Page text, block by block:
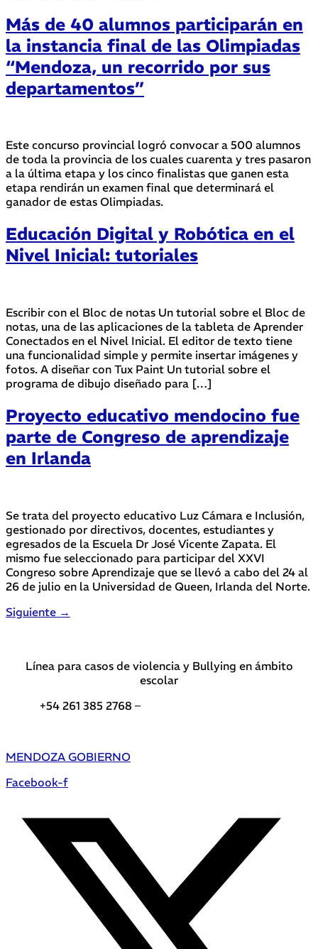
Más de 40 alumnos participarán en
la instancia final de las Olimpiadas
“Mendoza, un recorrido por sus
departamentos”
Este concurso provincial logró convocar a 500 alumnos
de toda la provincia de los cuales cuarenta y tres pasaron
a la última etapa y los cinco finalistas que ganen esta
etapa rendirán un examen final que determinará el
ganador de estas Olimpiadas.
Educación Digital y Robótica en el
Nivel Inicial: tutoriales
Escribir con el Bloc de notas Un tutorial sobre el Bloc de
notas, una de las aplicaciones de la tableta de Aprender
Conectados en el Nivel Inicial. El editor de texto tiene
una funcionalidad simple y permite insertar imágenes y
fotos. A diseñar con Tux Paint Un tutorial sobre el
programa de dibujo diseñado para […]
Proyecto educativo mendocino fue
parte de Congreso de aprendizaje
en Irlanda
Se trata del proyecto educativo Luz Cámara e Inclusión,
gestionado por directivos, docentes, estudiantes y
egresados de la Escuela Dr José Vicente Zapata. El
mismo fue seleccionado para participar del XXVI
Congreso sobre Aprendizaje que se llevó a cabo del 24 al
26 de julio en la Universidad de Queen, Irlanda del Norte.
Siguiente →
Línea para casos de violencia y Bullying en ámbito
escolar
+54 261 385 2768 –
MENDOZA GOBIERNO
Facebook-f